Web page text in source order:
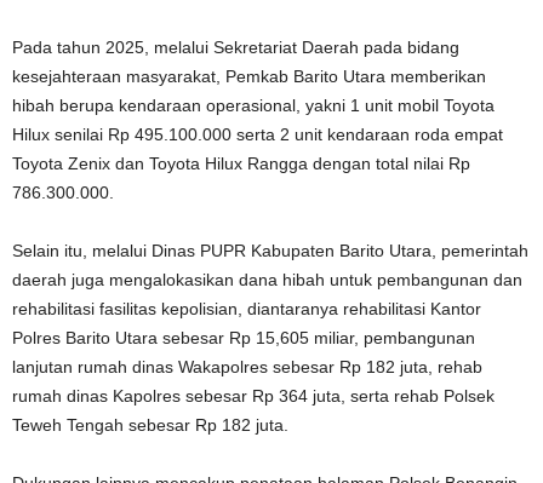
Pada tahun 2025, melalui Sekretariat Daerah pada bidang
kesejahteraan masyarakat, Pemkab Barito Utara memberikan
hibah berupa kendaraan operasional, yakni 1 unit mobil Toyota
Hilux senilai Rp 495.100.000 serta 2 unit kendaraan roda empat
Toyota Zenix dan Toyota Hilux Rangga dengan total nilai Rp
786.300.000.
Selain itu, melalui Dinas PUPR Kabupaten Barito Utara, pemerintah
daerah juga mengalokasikan dana hibah untuk pembangunan dan
rehabilitasi fasilitas kepolisian, diantaranya rehabilitasi Kantor
Polres Barito Utara sebesar Rp 15,605 miliar, pembangunan
lanjutan rumah dinas Wakapolres sebesar Rp 182 juta, rehab
rumah dinas Kapolres sebesar Rp 364 juta, serta rehab Polsek
Teweh Tengah sebesar Rp 182 juta.